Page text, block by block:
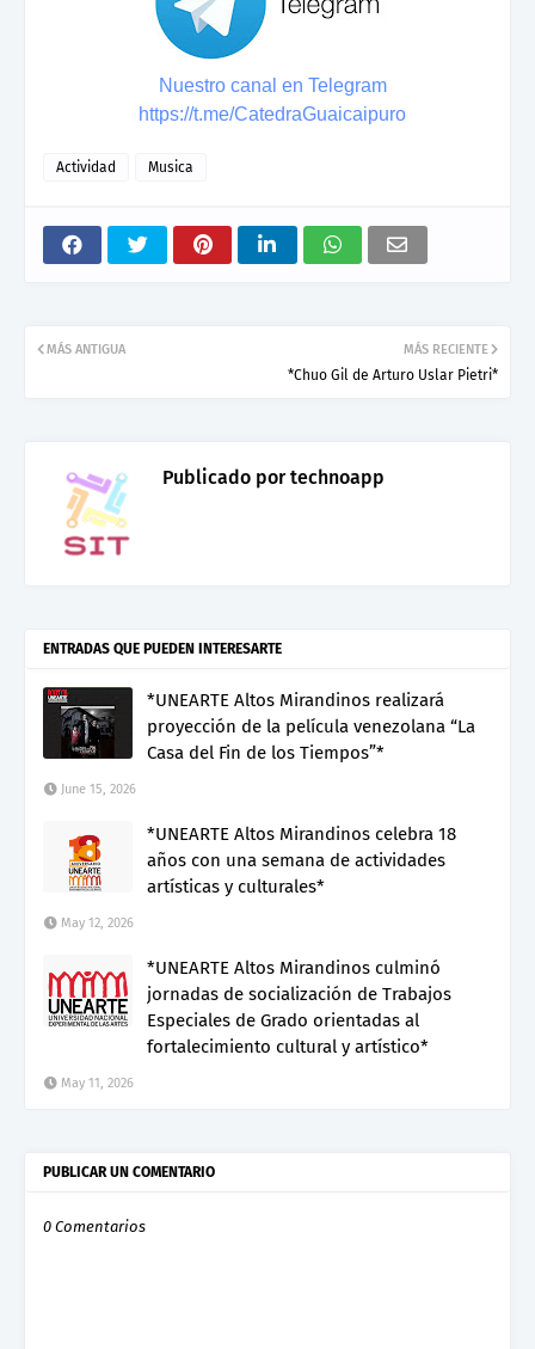
Nuestro canal en Telegram
https://t.me/CatedraGuaicaipuro
Actividad Musica
MÁS RECIENTE
*Chuo Gil de Arturo Uslar Pietri*
MÁS ANTIGUA
Publicado portechnoapp
ENTRADAS QUE PUEDEN INTERESARTE
*UNEARTE Altos Mirandinos realizará
proyección de la película venezolana “La
Casa del Fin de los Tiempos”*
June 15, 2026
*UNEARTE Altos Mirandinos celebra 18
años con una semana de actividades
artísticas y culturales*
May 12, 2026
*UNEARTE Altos Mirandinos culminó
jornadas de socialización de Trabajos
Especiales de Grado orientadas al
fortalecimiento cultural y artístico*
May 11, 2026
PUBLICAR UN COMENTARIO
0 Comentarios